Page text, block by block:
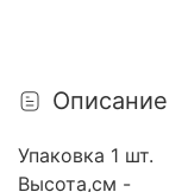
Описание
Упаковка 1 шт.
Высота,см -